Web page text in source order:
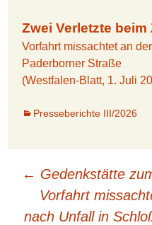
Zwei Verletzte
Vorfahrt missachtet an
Paderborner Straße
(Westfalen-Blatt, 1. Juli
Presseberichte III/2026
← Gedenkstätte
Vorfahrt
nach Unfall in